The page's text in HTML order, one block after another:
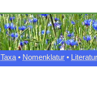
Taxa • Nomenklatur • Literatur